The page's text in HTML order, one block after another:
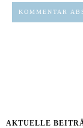
AKTUELLE